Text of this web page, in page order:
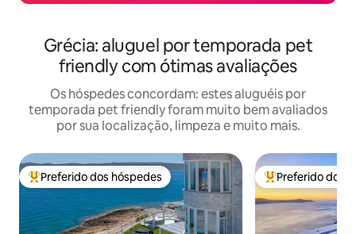
Grécia: aluguel por temporada pet
friendly com ótimas avaliações
Os hóspedes concordam: estes aluguéis por
temporada pet friendly foram muito bem avaliados
por sua localização, limpeza e muito mais.
Entre os melhores preferidos dos hóspedes
Preferido dos hóspedes Entre os
Preferido dos